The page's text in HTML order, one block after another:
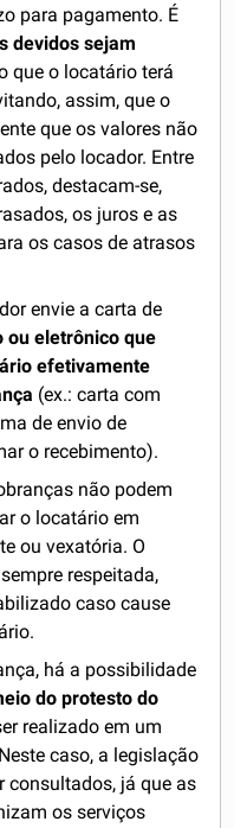
para pagamento. É
devidos sejam
que o locatário terá
assim, que o
que os valores não
pelo locador. Entre
destacam-se,
os juros e as
os casos de atrasos
envie a carta de
ou eletrônico que
efetivamente
(ex.: carta com
de envio de
o recebimento).
não podem
o locatário em
ou vexatória. O
respeitada,
caso cause
há a possibilidade
do protesto do
realizado em um
caso, a legislação
consultados, já que as
os serviços